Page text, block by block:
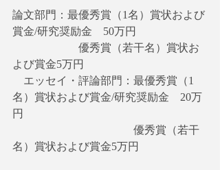
論文部門：最優秀賞（1名）賞状および
賞金/研究奨励金　50万円
優秀賞（若干名）賞状お
よび賞金5万円
エッセイ・評論部門：最優秀賞（1
名）賞状および賞金/研究奨励金　20万
円
優秀賞（若干
名）賞状および賞金5万円